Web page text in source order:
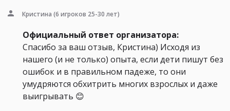
Кристина (6 игроков 25-30 лет)
Официальный ответ организатора:
Спасибо за ваш отзыв, Кристина) Исходя из
нашего (и не только) опыта, если дети пишут без
ошибок и в правильном падеже, то они
умудряются обхитрить многих взрослых и даже
выигрывать 😊